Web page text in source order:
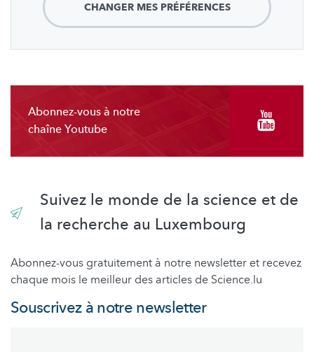
CHANGER MES PRÉFÉRENCES
Abonnez-vous à notre
chaîne Youtube
Suivez le monde de la science et de
la recherche au Luxembourg
Abonnez-vous gratuitement à notre newsletter et recevez
chaque mois le meilleur des articles de Science.lu
Souscrivez à notre newsletter